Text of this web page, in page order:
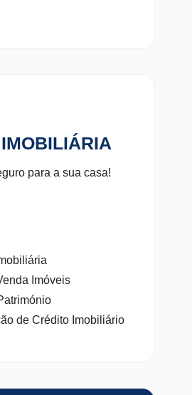
para a sua casa!
Imóveis
de Crédito Imobiliário